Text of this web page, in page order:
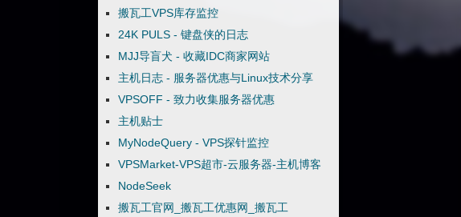
搬瓦工VPS库存监控
24K PULS - 键盘侠的日志
MJJ导盲犬 - 收藏IDC商家网站
主机日志 - 服务器优惠与Linux技术分享
VPSOFF - 致力收集服务器优惠
主机贴士
MyNodeQuery - VPS探针监控
VPSMarket-VPS超市-云服务器-主机博客
NodeSeek
搬瓦工官网_搬瓦工优惠网_搬瓦工